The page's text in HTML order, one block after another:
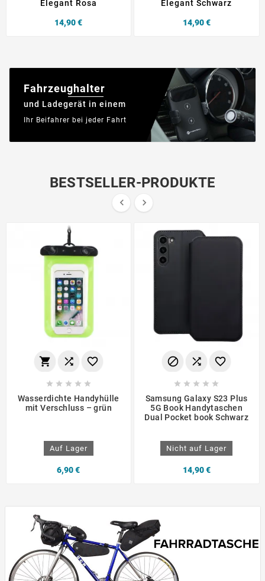
Elegant Rosa
14,90 €Preis
Elegant Schwarz
14,90 €Preis
Fahrzeughalter
und Ladegerät in einem
Ihr Beifahrer bei jeder Fahrt
BESTSELLER-PRODUKTE
 
  
    
Wasserdichte Handyhülle
mit Verschluss – grün
Auf Lager
6,90 €
  
    
Samsung Galaxy S23 Plus
5G Book Handytaschen
Dual Pocket book Schwarz
Nicht auf Lager
14,90 €